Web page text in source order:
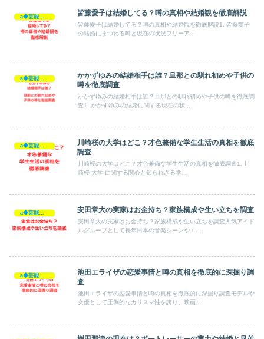
皆藤愛子は結婚してる？噂の真相や結婚観を徹底解説
皆藤愛子は結婚してる？噂の真相や結婚観を徹底解説1. 皆藤愛子
の結婚にまつわる噂と現在の状況フリーア...
a◆芸能人◆
かかずゆみの結婚相手は誰？旦那との馴れ初めや子供の
噂を徹底調査
かかずゆみの結婚相手は誰？旦那との馴れ初めや子供の噂を徹底調
査1. かかずゆみの結婚に関する現在の状...
a◆芸能人◆
川崎桜の大学はどこ？才色兼備な学生生活の真相を徹底
調査
川崎桜の大学はどこ？才色兼備な学生生活の真相を徹底調査1. 川
崎桜 大学 に関する関心と知られざる学...
a◆芸能人◆ 安田章大の実家はお金持ち？家族構成や生い立ちを調査
安田章大の実家はお金持ち？家族構成や生い立ちを調査人気アイド
ルグループとして長年日本の音楽シーンやエ...
池田エライザの恋愛事情と噂の真相を徹底的に深掘り調
査
池田エライザの恋愛事情と噂の真相を徹底的に深掘り調査モデルや
女優として圧倒的なカリスマ性を誇り、映画...